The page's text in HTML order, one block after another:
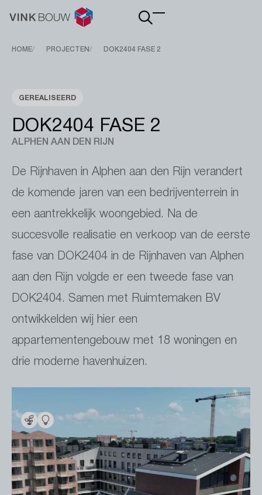
Main
Breadcrumb
HOME PROJECTEN DOK2404 FASE 2
GEREALISEERD
DOK2404 FASE 2
ALPHEN AAN DEN RIJN
De Rijnhaven in Alphen aan den Rijn verandert
de komende jaren van een bedrijventerrein in
een aantrekkelijk woongebied. Na de
succesvolle realisatie en verkoop van de eerste
fase van DOK2404 in de Rijnhaven van Alphen
aan den Rijn volgde er een tweede fase van
DOK2404. Samen met Ruimtemaken BV
ontwikkelden wij hier een
appartementengebouw met 18 woningen en
drie moderne havenhuizen.